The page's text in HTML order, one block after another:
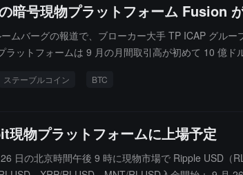
暗号現物プラットフォーム Fusion
ムバーグの報道で、ブローカー大手 TP ICAP グル
ットフォームは 9 月の月間取引高が初めて 10 億
可能性があり、「オンチェーン」の即時外国為替
ステーブルコイン BTC
物プラットフォームに上場予定
日の北京時間午後 9 時に現物市場で Ripple USD